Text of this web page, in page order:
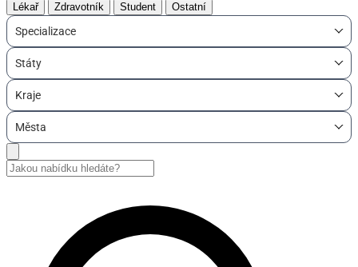
Lékař Zdravotník Student Ostatní
Specializace
Státy
Kraje
Města